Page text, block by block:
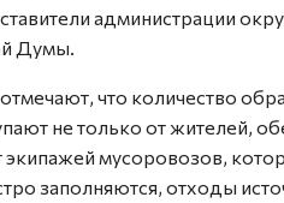
администрации
Думы.
что количество
не только от жителей,
экипажей мусоровозов,
заполняются, отходы